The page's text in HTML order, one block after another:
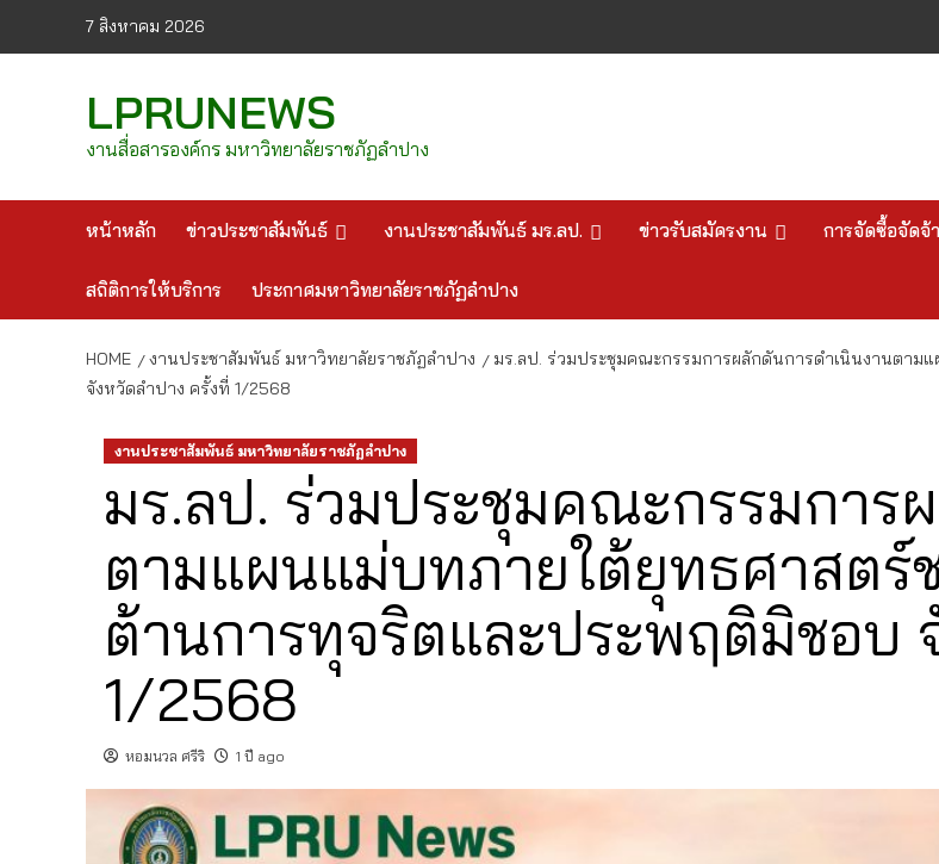
7 สิงหาคม 2026
LPRUNEWS
งานสื่อสารองค์กร มหาวิทยาลัยราชภัฏลำปาง
หน้าหลัก ข่าวประชาสัมพันธ์ งานประชาสัมพันธ์ มร.ลป. ข่าวรับสมัครงาน การจัดซื้อจัดจ้
สถิติการให้บริการ ประกาศมหาวิทยาลัยราชภัฏลำปาง
HOME งานประชาสัมพันธ์ มหาวิทยาลัยราชภัฏลำปาง
มร.ลป. ร่วมประชุมคณะกรรมการผลักดันการดำเนินงานตา
จังหวัดลำปาง ครั้งที่ 1/2568
งานประชาสัมพันธ์ มหาวิทยาลัยราชภัฏลำปาง
มร.ลป. ร่วมประชุมคณะกรรมการ
ตามแผนแม่บทภายใต้ยุทธศาสตร์
ต้านการทุจริตและประพฤติมิชอบ
1/2568
หอมนวล ศรีริ 1 ปี ago